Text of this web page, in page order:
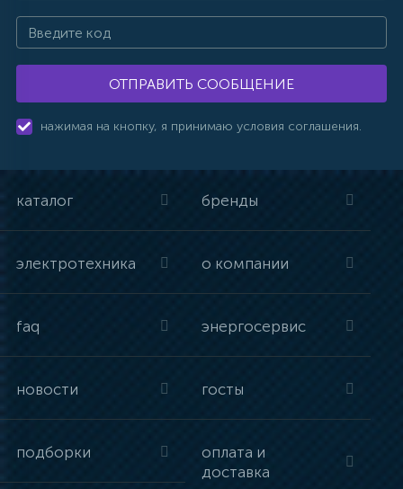
ОТПРАВИТЬ СООБЩЕНИЕ
нажимая на кнопку, я принимаю условия соглашения.
каталог бренды
электротехника о компании
faq энергосервис
новости госты
подборки
оплата и
доставка